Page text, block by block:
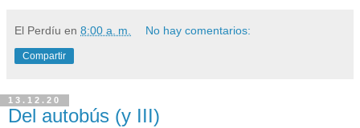
El Perdíu en 8:00 a. m. No hay comentarios:
Compartir
13.12.20
Del autobús (y III)